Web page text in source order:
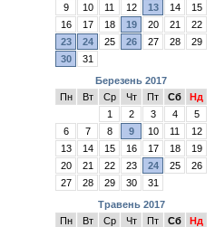
9
10 11 12 13 14
15
16
17 18 19 20 21
22
23
24 25 26 27 28
29
30
31
Березень 2017
Пн
Вт Ср Чт Пт Сб
Нд
1
2 3 4
5
6
7 8 9 10 11
12
13
14 15 16 17 18
19
20
21 22 23 24 25
26
27
28 29 30
31
Травень 2017
Пн
Вт Ср Чт Пт Сб
Нд